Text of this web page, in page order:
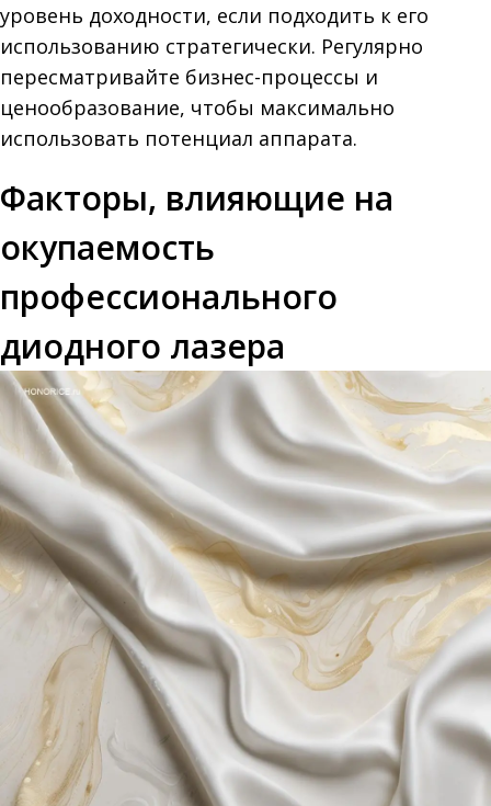
уровень доходности, если подходить к его
использованию стратегически. Регулярно
пересматривайте бизнес-процессы и
ценообразование, чтобы максимально
использовать потенциал аппарата.
Факторы, влияющие на
окупаемость
профессионального
диодного лазера